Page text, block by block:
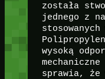
została
jednego z
wysoką
sprawia, że